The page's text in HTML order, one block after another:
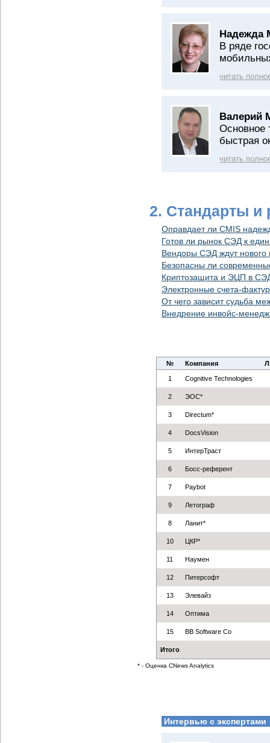
Надежда
В ряде
читать
Валерий
Основное
быстрая
читать
2. Стандарты и
Оправдает ли CMIS
Готов ли рынок СЭД к
Вендоры СЭД ждут
Безопасны ли
Криптозащита и ЭЦП в
Электронные счета-
От чего зависит судьба
Внедрение инвойс-
№ Компания
1 Cognitive Technologies
2 ЭОС*
3 Directum*
4 DocsVision
5 ИнтерТраст
6 Босс-референт
7 Paybot
9 Летограф
8 Ланит*
10 ЦКР*
11 Наумен
12 Питерсофт
13 Элевайз
14 Оптима
15 BB Software Co
Итого
* - Оценка CNews Analytics
Интервью с экспертами